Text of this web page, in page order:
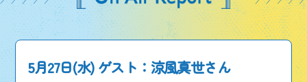
5月27日(水) ゲスト：涼風真世さん